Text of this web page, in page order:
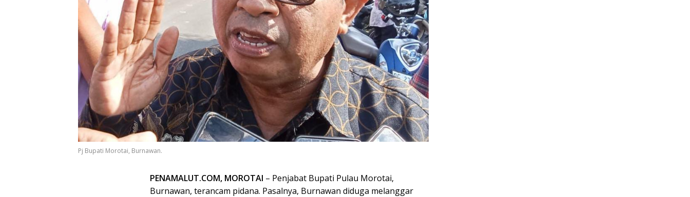
Pj Bupati Morotai, Burnawan.
PENAMALUT.COM, MOROTAI – Penjabat Bupati Pulau Morotai,
Burnawan, terancam pidana. Pasalnya, Burnawan diduga melanggar